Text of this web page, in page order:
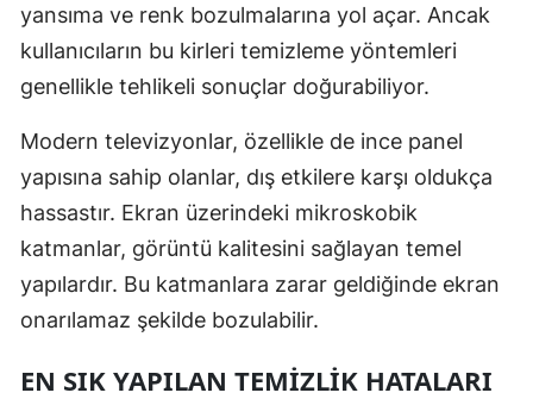
yansıma ve renk bozulmalarına yol açar. Ancak
kullanıcıların bu kirleri temizleme yöntemleri
genellikle tehlikeli sonuçlar doğurabiliyor.
Modern televizyonlar, özellikle de ince panel
yapısına sahip olanlar, dış etkilere karşı oldukça
hassastır. Ekran üzerindeki mikroskobik
katmanlar, görüntü kalitesini sağlayan temel
yapılardır. Bu katmanlara zarar geldiğinde ekran
onarılamaz şekilde bozulabilir.
EN SIK YAPILAN TEMIZLIK HATALARI